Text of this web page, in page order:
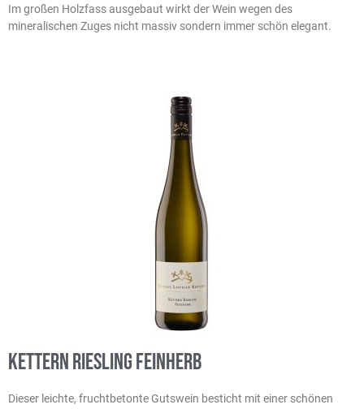
Im großen Holzfass ausgebaut wirkt der Wein wegen des
mineralischen Zuges nicht massiv sondern immer schön elegant.
Kettern Riesling feinherb
Dieser leichte, fruchtbetonte Gutswein besticht mit einer schönen